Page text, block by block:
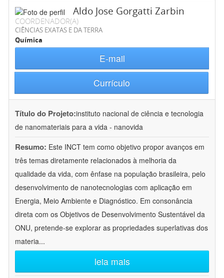
Aldo Jose Gorgatti Zarbin
COORDENADOR(A)
CIÊNCIAS EXATAS E DA TERRA
Química
E-mail
Currículo
Título do Projeto:instituto nacional de ciência e tecnologia
de nanomateriais para a vida - nanovida
Resumo: Este INCT tem como objetivo propor avanços em
três temas diretamente relacionados à melhoria da
qualidade da vida, com ênfase na população brasileira, pelo
desenvolvimento de nanotecnologias com aplicação em
Energia, Meio Ambiente e Diagnóstico. Em consonância
direta com os Objetivos de Desenvolvimento Sustentável da
ONU, pretende-se explorar as propriedades superlativas dos
materia...
leia mais